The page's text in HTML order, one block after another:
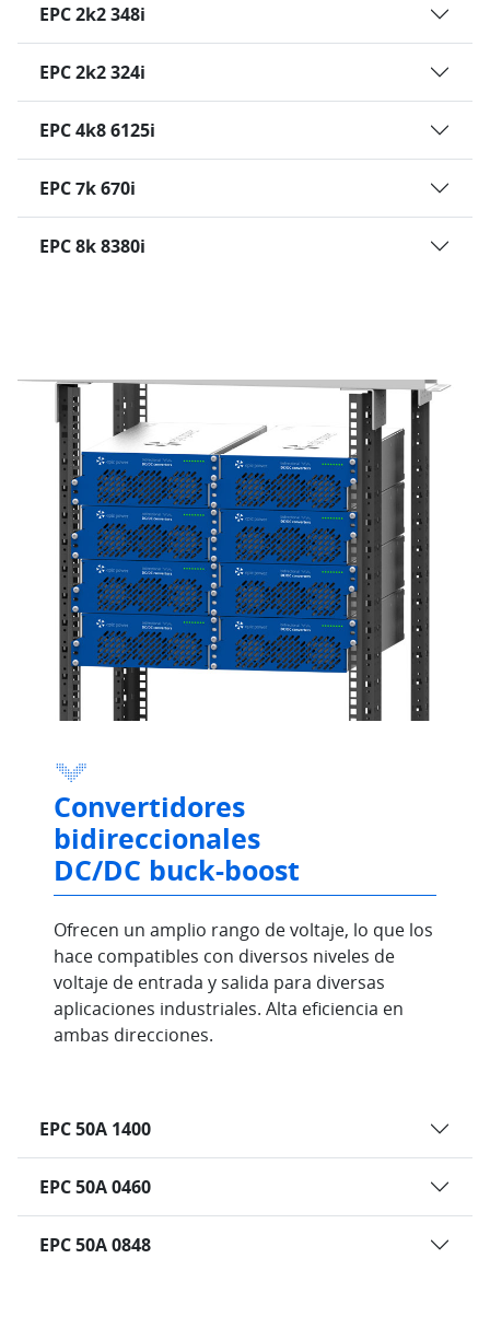
EPC 2k2 348i
EPC 2k2 324i
EPC 4k8 6125i
EPC 7k 670i
EPC 8k 8380i
Convertidores
bidireccionales
DC/DC buck-boost
Ofrecen un amplio rango de voltaje, lo que los
hace compatibles con diversos niveles de
voltaje de entrada y salida para diversas
aplicaciones industriales. Alta eficiencia en
ambas direcciones.
EPC 50A 1400
EPC 50A 0460
EPC 50A 0848